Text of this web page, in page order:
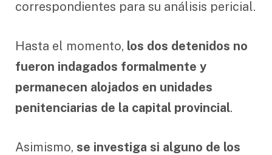
correspondientes para su análisis pericial.
Hasta el momento, los dos detenidos no
fueron indagados formalmente y
permanecen alojados en unidades
penitenciarias de la capital provincial.
Asimismo, se investiga si alguno de los